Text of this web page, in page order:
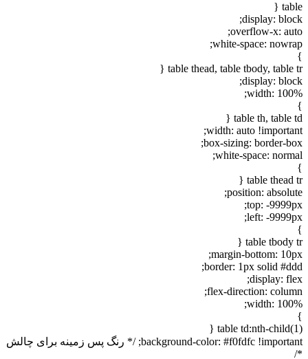
display:
overflow-x:
white-space:
table thead, table tbody, table
display:
width:
table th, table
width: auto
box-sizing: border-
white-space:
table thead
position:
top: -
left: -
table tbody
margin-bottom:
border: 1px solid
display:
flex-direction:
width:
table td:nth-
background-color: #f0fdfc !important; /* رنگ پس زمینه برای چالش